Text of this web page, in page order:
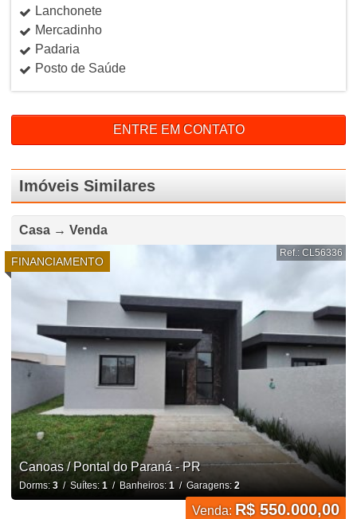
Lanchonete
Mercadinho
Padaria
Posto de Saúde
ENTRE EM CONTATO
Imóveis Similares
Casa → Venda
FINANCIAMENTO
Ref.: CL56336
Canoas / Pontal do Paraná - PR
Dorms: 3/ Suítes: 1 / Banheiros: 1 / Garagens: 2
Venda: R$ 550.000,00